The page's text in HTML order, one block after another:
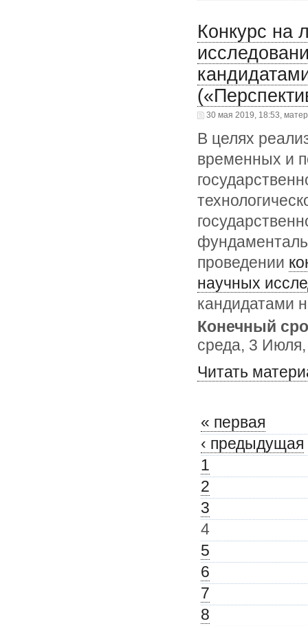
Конкурс на
30 мая 2019, 18:53,
В целях
временных и
проведении
научных
кандидатами
Конечный
среда, 3
Читать
« первая
‹ предыдущая
1
2
3
4
5
6
7
8